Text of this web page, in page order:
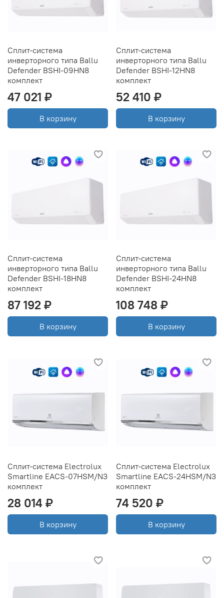
Сплит-система
инверторного типа Ballu
Defender BSHI-09HN8
комплект
47 021 ₽
В корзину
Сплит-система
инверторного типа Ballu
Defender BSHI-12HN8
комплект
52 410 ₽
В корзину
Сплит-система
инверторного типа Ballu
Defender BSHI-18HN8
комплект
87 192 ₽
В корзину
Сплит-система
инверторного типа Ballu
Defender BSHI-24HN8
комплект
108 748 ₽
В корзину
Сплит-система Electrolux
Smartline EACS-07HSM/N3
комплект
28 014 ₽
В корзину
Сплит-система Electrolux
Smartline EACS-24HSM/N3
комплект
74 520 ₽
В корзину